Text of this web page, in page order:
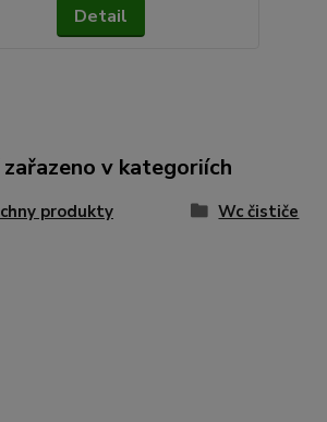
Detail
v kategoriích
produkty Wc čističe